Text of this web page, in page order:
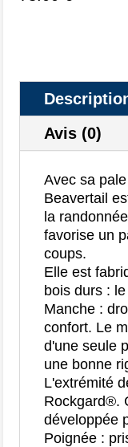
Avis (0)
Avec sa
Beavertail
la
favorise un
coups.
Elle est
bois durs :
Manche :
confort. Le
d'une seule
une bonne
L'extrémité
Rockgard®.
développée
Poignée :